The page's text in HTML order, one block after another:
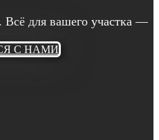
для вашего участка —
С НАМИ